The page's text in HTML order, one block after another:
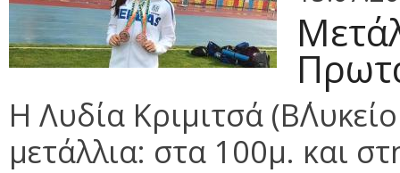
Η Λυδία Κριμιτσά
μετάλλια: στα 100μ. και